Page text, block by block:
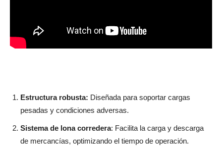
Estructura robusta: Diseñada para soportar cargas
pesadas y condiciones adversas.
Sistema de lona corredera: Facilita la carga y descarga
de mercancías, optimizando el tiempo de operación.